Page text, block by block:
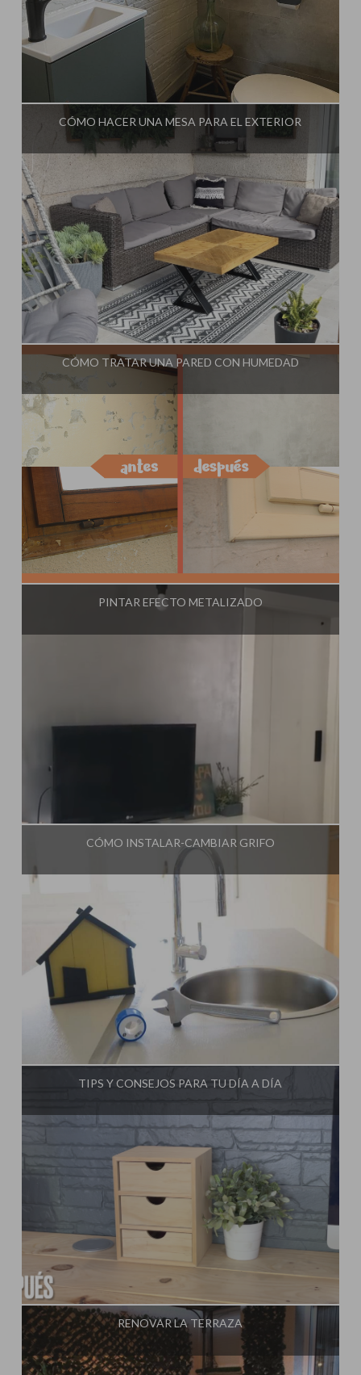
Influencer: Steffido
CÓMO HACER UNA MESA PARA EL EXTERIOR
Influencer:Steffido
CÓMO TRATAR UNA PARED CON HUMEDAD
Influencer:
PINTAR EFECTO METALIZADO
Steffido
CÓMO INSTALAR-CAMBIAR GRIFO
Influencer:
TIPS Y CONSEJOS PARA TU DÍA A DÍA
Influencer:
RENOVAR LA TERRAZA